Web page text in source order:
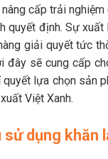
cấp trải
quyết định. Sự
giải quyết tức
sẽ cung cấp
lựa chọn sản
Việt Xanh.
dụng khăn